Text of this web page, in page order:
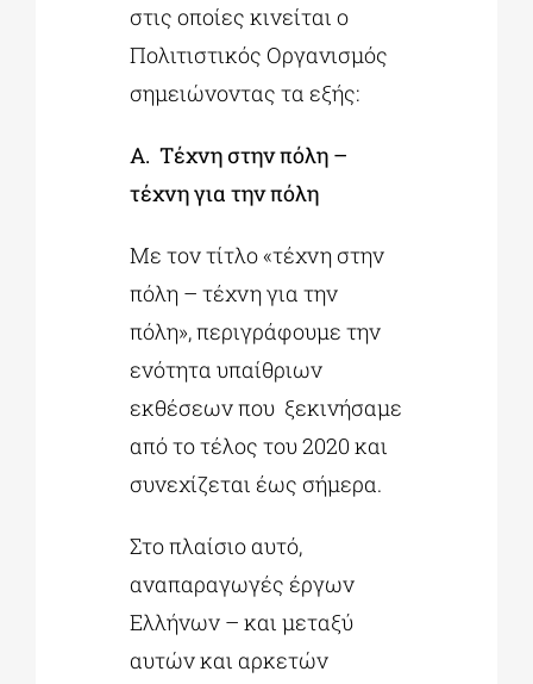
στις οποίες κινείται ο
Πολιτιστικός Οργανισμός
σημειώνοντας τα εξής:
Α. Τέχνη στην πόλη –
τέχνη για την πόλη
Με τον τίτλο «τέχνη στην
πόλη – τέχνη για την
πόλη», περιγράφουμε την
ενότητα υπαίθριων
εκθέσεων που ξεκινήσαμε
από το τέλος του 2020 και
συνεχίζεται έως σήμερα.
Στο πλαίσιο αυτό,
αναπαραγωγές έργων
Ελλήνων – και μεταξύ
αυτών και αρκετών